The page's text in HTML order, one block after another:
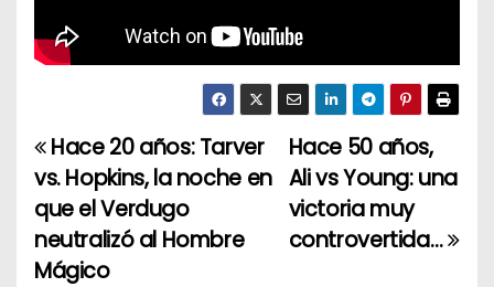
N
a
v
Hace 50 años,
Ali vs Young: una
victoria muy
controvertida…
Hace 20 años: Tarver
vs. Hopkins, la noche en
que el Verdugo
neutralizó al Hombre
Mágico